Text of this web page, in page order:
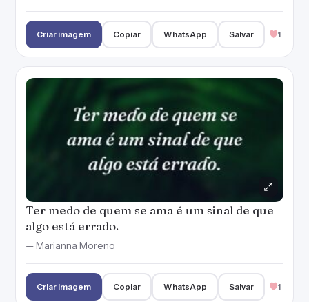
Criar imagem Copiar WhatsApp Salvar 1
Ter medo de quem se ama é um sinal de que
algo está errado.
— Marianna Moreno
Criar imagem Copiar WhatsApp Salvar 1